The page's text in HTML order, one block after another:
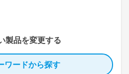
製品を変更する
ワードから探す